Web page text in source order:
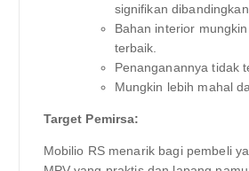
signifikan
Bahan interior
terbaik.
Penanganannya tidak
Mungkin lebih mahal
Target Pemirsa:
Mobilio RS menarik bagi pembeli